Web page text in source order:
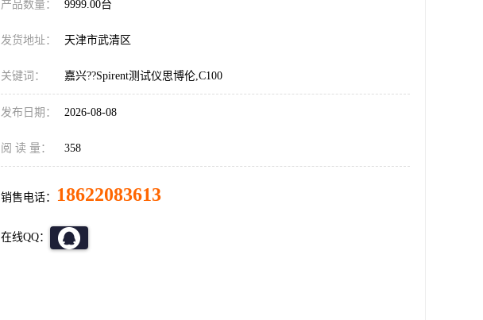
产品数量： 9999.00台
发货地址： 天津市武清区
关键词： 嘉兴??Spirent测试仪思博伦,C100
发布日期： 2026-08-08
阅 读 量： 358
销售电话： 18622083613
在线QQ：